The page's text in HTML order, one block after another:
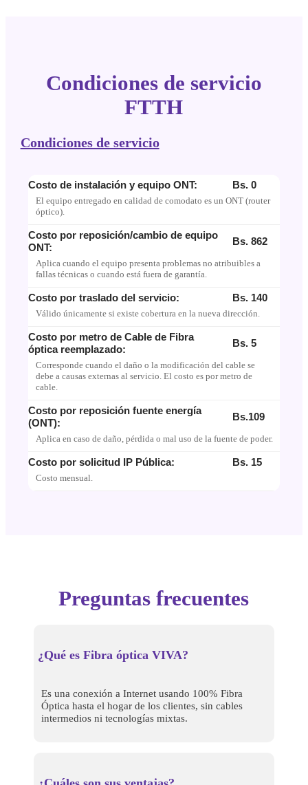
Condiciones de servicio
FTTH
Condiciones de servicio
Costo de instalación y equipo ONT: Bs. 0
El equipo entregado en calidad de comodato es un ONT (router
óptico).
Costo por reposición/cambio de equipo
ONT:
Bs. 862
Aplica cuando el equipo presenta problemas no atribuibles a
fallas técnicas o cuando está fuera de garantía.
Costo por traslado del servicio: Bs. 140
Válido únicamente si existe cobertura en la nueva dirección.
Costo por metro de Cable de Fibra
óptica reemplazado:
Bs. 5
Corresponde cuando el daño o la modificación del cable se
debe a causas externas al servicio. El costo es por metro de
cable.
Costo por reposición fuente energía
(ONT):
Bs.109
Aplica en caso de daño, pérdida o mal uso de la fuente de poder.
Costo por solicitud IP Pública: Bs. 15
Costo mensual.
Preguntas frecuentes
¿Qué es Fibra óptica VIVA?
Es una conexión a Internet usando 100% Fibra
Óptica hasta el hogar de los clientes, sin cables
intermedios ni tecnologías mixtas.